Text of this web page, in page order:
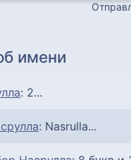
имени
: 2...
: Nasrulla...